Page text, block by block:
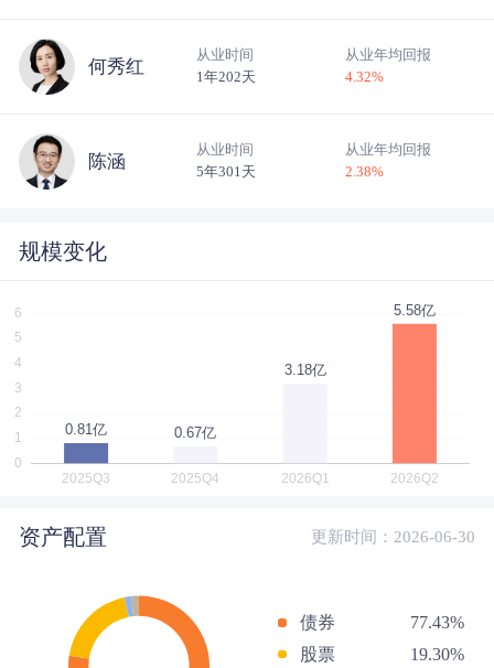
何秀红
从业时间
1年202天
从业年均回报
4.32%
陈涵
从业时间
5年301天
从业年均回报
2.38%
规模变化
资产配置 更新时间：2026-06-30
债券
77.43%
股票
19.30%